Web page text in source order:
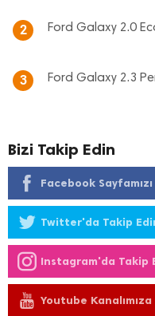
2 Ford Galaxy 2.0
3 Ford Galaxy 2.3
Bizi Takip Edin
Facebook
Twitter'da Takip
Instagram'da Takip
Youtube